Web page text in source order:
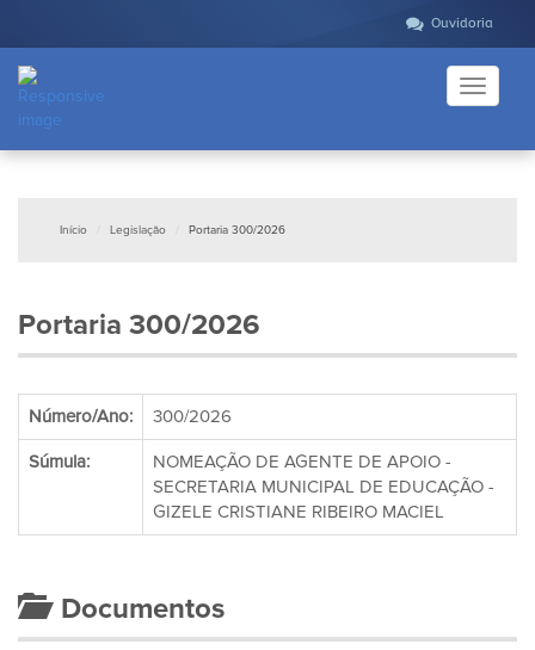
Ouvidoria
Toggle
Início Legislação Portaria 300/2026
Portaria 300/2026
Número/Ano: 300/2026
Súmula:
NOMEAÇÃO DE AGENTE DE APOIO -
SECRETARIA MUNICIPAL DE EDUCAÇÃO -
GIZELE CRISTIANE RIBEIRO MACIEL
Documentos